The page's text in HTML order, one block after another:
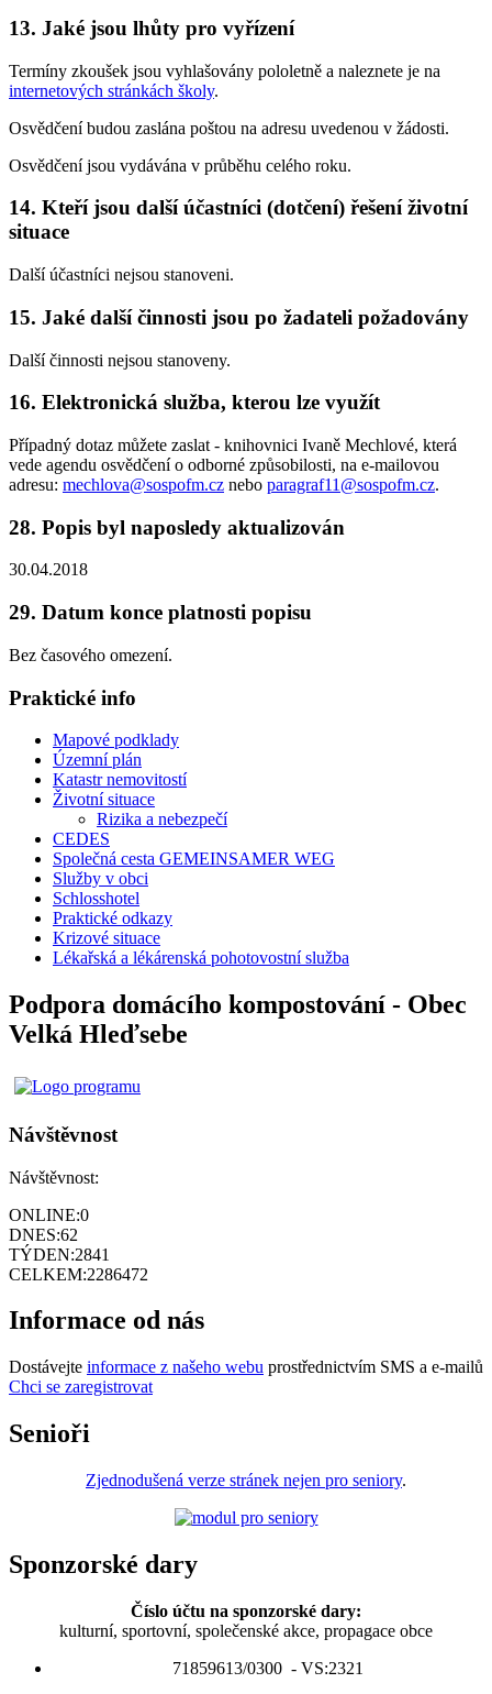
13. Jaké jsou lhůty pro vyřízení
Termíny zkoušek jsou vyhlašovány pololetně a naleznete je na
internetových stránkách školy.
Osvědčení budou zaslána poštou na adresu uvedenou v žádosti.
Osvědčení jsou vydávána v průběhu celého roku.
14. Kteří jsou další účastníci (dotčení) řešení životní
situace
Další účastníci nejsou stanoveni.
15. Jaké další činnosti jsou po žadateli požadovány
Další činnosti nejsou stanoveny.
16. Elektronická služba, kterou lze využít
Případný dotaz můžete zaslat - knihovnici Ivaně Mechlové, která
vede agendu osvědčení o odborné způsobilosti, na e-mailovou
adresu: mechlova@sospofm.cz nebo paragraf11@sospofm.cz.
28. Popis byl naposledy aktualizován
30.04.2018
29. Datum konce platnosti popisu
Bez časového omezení.
Praktické info
Mapové podklady
Územní plán
Katastr nemovitostí
Životní situace
Rizika a nebezpečí
CEDES
Společná cesta GEMEINSAMER WEG
Služby v obci
Schlosshotel
Praktické odkazy
Krizové situace
Lékařská a lékárenská pohotovostní služba
Podpora domácího kompostování - Obec
Velká Hleďsebe
Návštěvnost
Návštěvnost:
ONLINE:0
DNES:62
TÝDEN:2841
CELKEM:2286472
Informace od nás
Dostávejte informace z našeho webu prostřednictvím SMS a e-mailů
Chci se zaregistrovat
Senioři
Zjednodušená verze stránek nejen pro seniory.
Sponzorské dary
Číslo účtu na sponzorské dary:
kulturní, sportovní, společenské akce, propagace obce
71859613/0300 - VS:2321